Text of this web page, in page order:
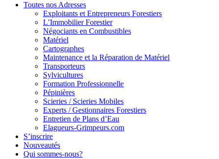
Toutes nos Adresses
Exploitants et Entrepreneurs Forestiers
L’Immobilier Forestier
Négociants en Combustibles
Matériel
Cartographes
Maintenance et la Réparation de Matériel
Transporteurs
Sylvicultures
Formation Professionnelle
Pépinières
Scieries / Scieries Mobiles
Experts / Gestionnaires Forestiers
Entretien de Plans d’Eau
Elagueurs-Grimpeurs.com
S’inscrire
Nouveautés
Qui sommes-nous?